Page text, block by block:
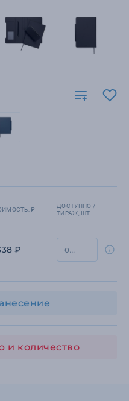
₽
ДОСТУПНО /
ТИРАЖ, ШТ
₽
и количество